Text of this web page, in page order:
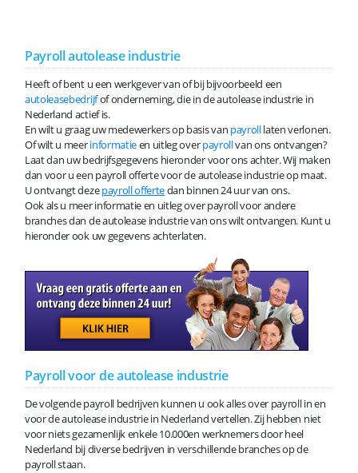
Payroll autolease industrie
Heeft of bent u een werkgever van of bij bijvoorbeeld een
autoleasebedrijfof onderneming, die in de autolease industrie in
Nederland actief is.
En wilt u graag uw medewerkers op basis van payrolllaten verlonen.
Of wilt u meerinformatieen uitleg overpayrollvan ons ontvangen?
Laat dan uw bedrijfsgegevens hieronder voor ons achter. Wij maken
dan voor u een payroll offerte voor de autolease industrie op maat.
U ontvangt dezepayroll offertedan binnen 24 uur van ons.
Ook als u meer informatie en uitleg over payroll voor andere
branches dan de autolease industrie van ons wilt ontvangen. Kunt u
hieronder ook uw gegevens achterlaten.
Payroll voor de autolease industrie
De volgende payroll bedrijven kunnen u ook alles over payroll in en
voor de autolease industrie in Nederland vertellen. Zij hebben niet
voor niets gezamenlijk enkele 10.000en werknemers door heel
Nederland bij diverse bedrijven in verschillende branches op de
payroll staan.